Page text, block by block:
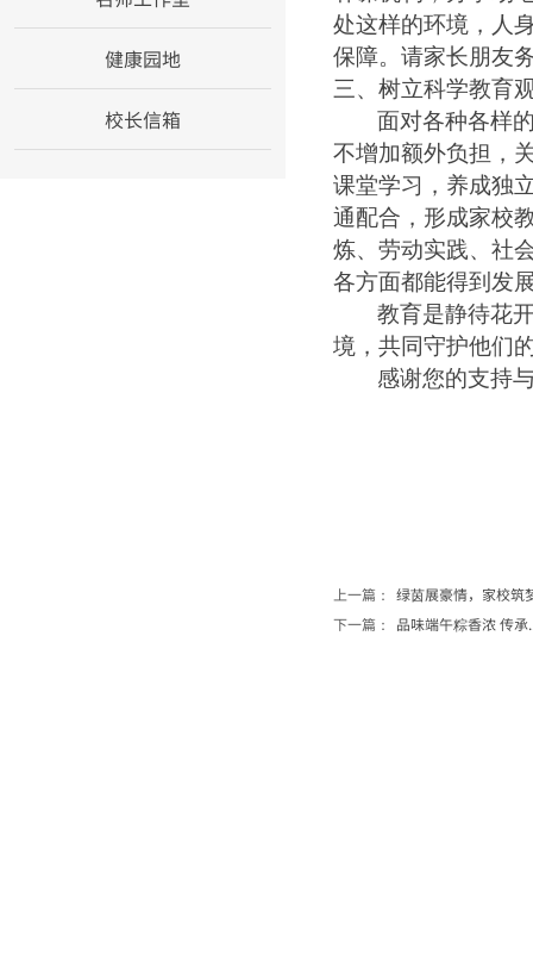
健康园地
校长信箱
处这样的环境，人
保障。请家长朋友
三、 树立科学教育
面对各种各样
不增加额外负担，
课堂学习，养成独
通配合，形成家校
炼、 劳动实践、社
各方面都能得到发
教育是静待花
境，共同守护他们
感谢您的支持
上一篇： 绿茵展豪情，家校筑
下一篇：
品味端午粽香浓 传承